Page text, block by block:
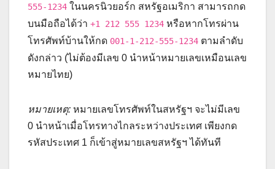
555-1234 ในนครนิวยอร์ก สหรัฐอเมริกา สามารถกด
บนมือถือได้ว่า +1 212 555 1234 หรือหากโทรผ่าน
โทรศัพท์บ้านให้กด 001-1-212-555-1234 ตามลำดับ
ดังกล่าว (ไม่ต้องมีเลข 0 นำหน้าหมายเลขเหมือนเลข
หมายไทย)
หมายเหตุ: หมายเลขโทรศัพท์ในสหรัฐฯ จะไม่มีเลข
0 นำหน้าเมื่อโทรทางไกลระหว่างประเทศ เพียงกด
รหัสประเทศ 1 ก็เข้าสู่หมายเลขสหรัฐฯ ได้ทันที